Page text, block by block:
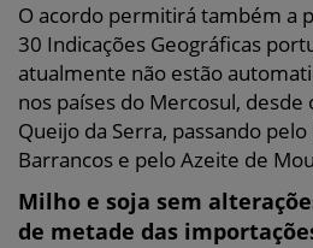
O acordo permitirá também a
30 Indicações Geográficas
atualmente não estão
nos países do Mercosul, desde
Queijo da Serra, passando
Barrancos e pelo Azeite de
Milho e soja sem
de metade das